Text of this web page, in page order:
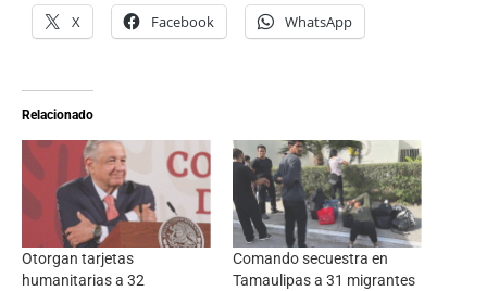
X Facebook WhatsApp
Relacionado
Otorgan tarjetas
humanitarias a 32
Comando secuestra en
Tamaulipas a 31 migrantes